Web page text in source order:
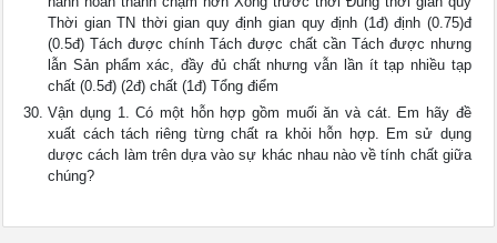
Thời gian TN thời gian quy định gian quy định (1đ) định (0.75)đ
(0.5đ) Tách được chính Tách được chất cần Tách được nhưng
lẫn Sản phẩm xác, đầy đủ chất nhưng vẫn lần ít tạp nhiều tạp
chất (0.5đ) (2đ) chất (1đ) Tổng điểm
Vận dụng 1. Có một hỗn hợp gồm muối ăn và cát. Em hãy đề
xuất cách tách riêng từng chất ra khỏi hỗn hợp. Em sử dụng
dược cách làm trên dựa vào sự khác nhau nào về tính chất giữa
chúng?